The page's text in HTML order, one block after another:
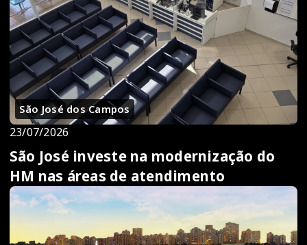
São José dos Campos
23/07/2026
São José investe na modernização do
HM nas áreas de atendimento